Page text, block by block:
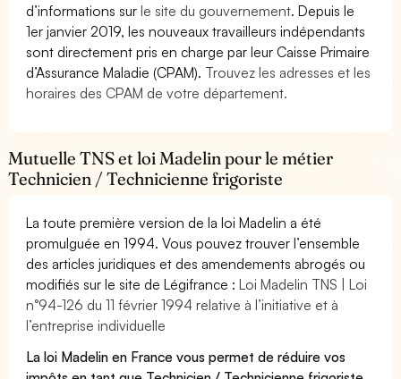
d’informations surle site du gouvernement. Depuis le
1er janvier 2019, les nouveaux travailleurs indépendants
sont directement pris en charge par leur Caisse Primaire
d’Assurance Maladie (CPAM). Trouvez les adresses et les
horaires des CPAM de votre département.
Mutuelle TNS et loi Madelin pour le métier
Technicien / Technicienne frigoriste
La toute première version de la loi Madelin a été
promulguée en 1994. Vous pouvez trouver l’ensemble
des articles juridiques et des amendements abrogés ou
modifiés sur le site de Légifrance :Loi Madelin TNS | Loi
n°94-126 du 11 février 1994 relative à l’initiative et à
l’entreprise individuelle
La loi Madelin en France vous permet de réduire vos